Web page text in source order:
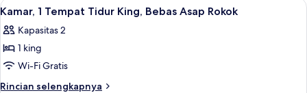
Lihat
semua
foto
untuk
Kamar,
1
7
Kamar, 1 Tempat Tidur King, Bebas Asap Rokok
Kapasitas 2
1 king
Wi-Fi Gratis
Rincian selengkapnya
Rincian